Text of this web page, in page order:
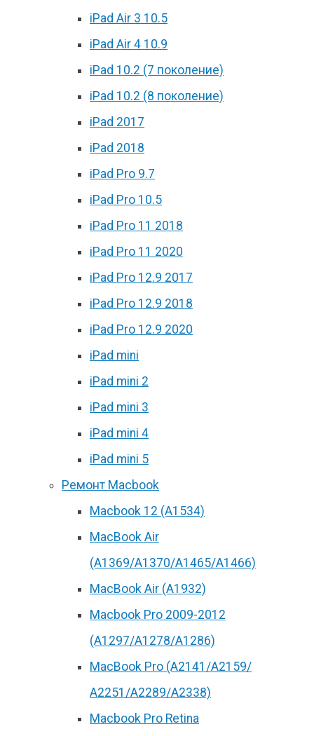
iPad Air 3 10.5
iPad Air 4 10.9
iPad 10.2 (7 поколение)
iPad 10.2 (8 поколение)
iPad 2017
iPad 2018
iPad Pro 9.7
iPad Pro 10.5
iPad Pro 11 2018
iPad Pro 11 2020
iPad Pro 12.9 2017
iPad Pro 12.9 2018
iPad Pro 12.9 2020
iPad mini
iPad mini 2
iPad mini 3
iPad mini 4
iPad mini 5
Ремонт Macbook
Macbook 12 (А1534)
MacBook Air
(A1369/A1370/A1465/A1466)
MacBook Air (A1932)
Macbook Pro 2009-2012
(A1297/A1278/A1286)
MacBook Pro (А2141/А2159/
А2251/A2289/A2338)
Macbook Pro Retina